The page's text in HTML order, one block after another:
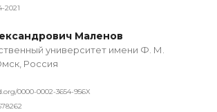
2021
Маленов
университет имени Ф. М.
Россия
0000-0002-3654-956X